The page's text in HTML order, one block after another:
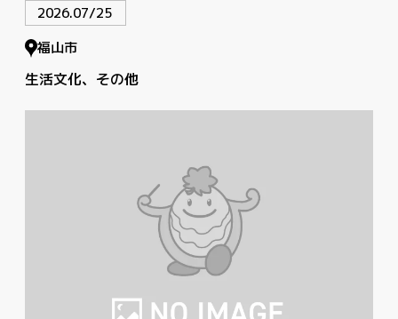
2026.07/25
福山市
生活文化 その他